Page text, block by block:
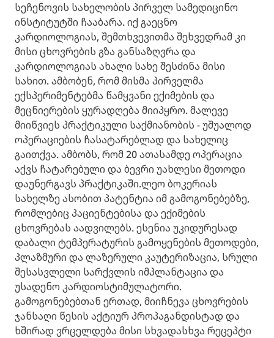
სეჩენოვის სახელობის პირველ სამედიცინო
ინსტიტუტში ჩააბარა. იქ გაეცნო
კარდიოლოგიას, შემთხვევითმა შეხვედრამ კი
მისი ცხოვრების გზა განსაზღვრა და
კარდიოლოგიას ახალი სახე შესძინა მისი
სახით. ამბობენ, რომ მისმა პირველმა
ექსპერიმენტებმა წამყვანი ექიმების და
მეცნიერების ყურადღება მიიპყრო. მალევე
მიიწვიეს პრაქტიკული საქმიანობის - უშუალოდ
ოპერაციების ჩასატარებლად და სახელიც
გაითქვა. ამბობს, რომ 20 ათასამდე ოპერაცია
აქვს ჩატარებული და ბევრი უახლესი მეთოდი
დაუნერგავს პრაქტიკაში.ლეო ბოკერიას
სახელზე ასობით პატენტია იმ გამოგონებებზე,
რომლებიც პაციენტებისა და ექიმების
ცხოვრებას აადვილებს. ესენია უკიდურესად
დაბალი ტემპერატურის გამოყენების მეთოდები,
პლაზმური და ლაზერული კაუტერიზაცია, სრული
შესასვლელი სარქვლის იმპლანტაცია და
უსადენო კარდიოსტიმულატორი.
გამოგონებებთან ერთად, მიიჩნევა ცხოვრების
ჯანსაღი წესის აქტიურ პროპაგანდისტად და
ხშირად ვრცელდება მისი სხვადასხვა რეცეპტი